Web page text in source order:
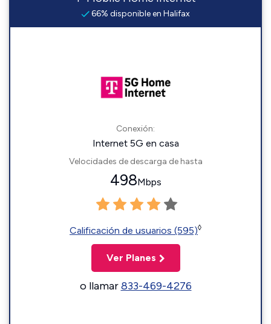
66% disponible en Halifax
Conexión:
Internet 5G en casa
Velocidades de descarga de hasta
498Mbps
Calificación de usuarios (595)◊
Ver Planes
o llamar833-469-4276